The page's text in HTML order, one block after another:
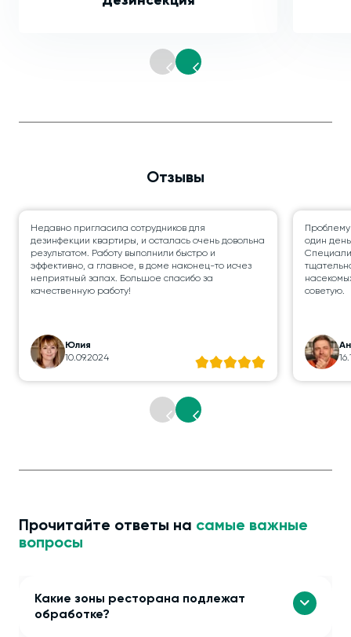
Отзывы
Недавно пригласила сотрудников для
дезинфекции квартиры, и осталась очень довольна
результатом. Работу выполнили быстро и
эффективно, а главное, в доме наконец-то исчез
неприятный запах. Большое спасибо за
качественную работу!
Юлия
10.09.2024
один
советую.
Прочитайте ответы на самые важные
вопросы
Какие зоны ресторана подлежат
обработке?